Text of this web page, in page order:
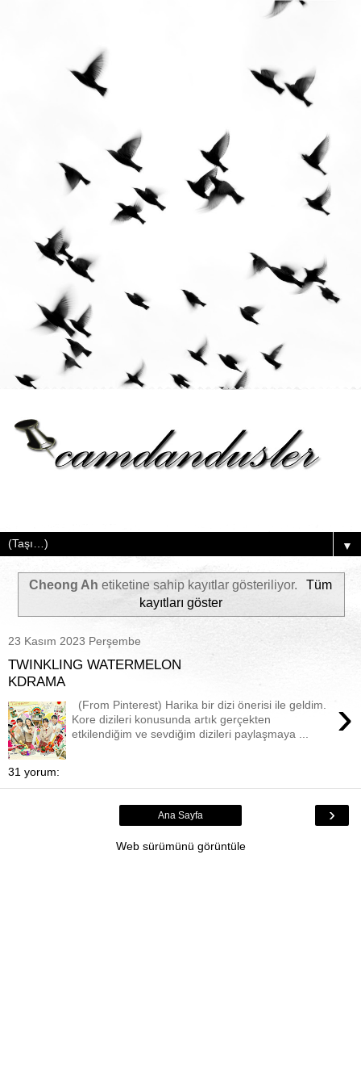
▼
Cheong Ah etiketine sahip kayıtlar gösteriliyor.
Tüm
kayıtları göster
23 Kasım 2023 Perşembe
TWINKLING WATERMELON
KDRAMA
›
(From Pinterest) Harika bir dizi önerisi ile geldim.
Kore dizileri konusunda artık gerçekten
etkilendiğim ve sevdiğim dizileri paylaşmaya ...
31 yorum:
›
Ana Sayfa
Web sürümünü görüntüle